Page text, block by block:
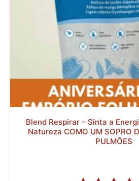
Blend Respirar – Sinta a
Natureza COMO UM SOPRO
PULMÕES
R$
R$